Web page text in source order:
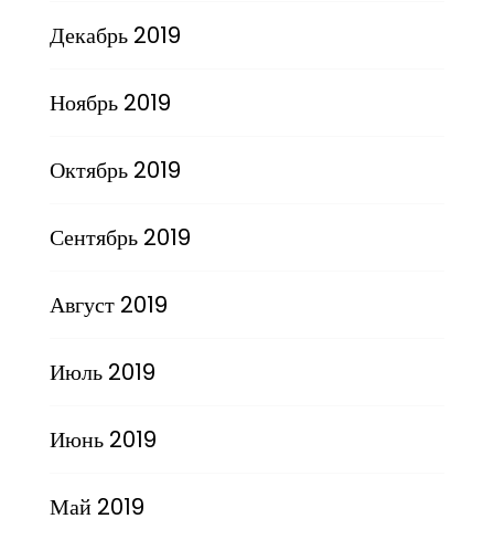
Декабрь 2019
Ноябрь 2019
Октябрь 2019
Сентябрь 2019
Август 2019
Июль 2019
Июнь 2019
Май 2019